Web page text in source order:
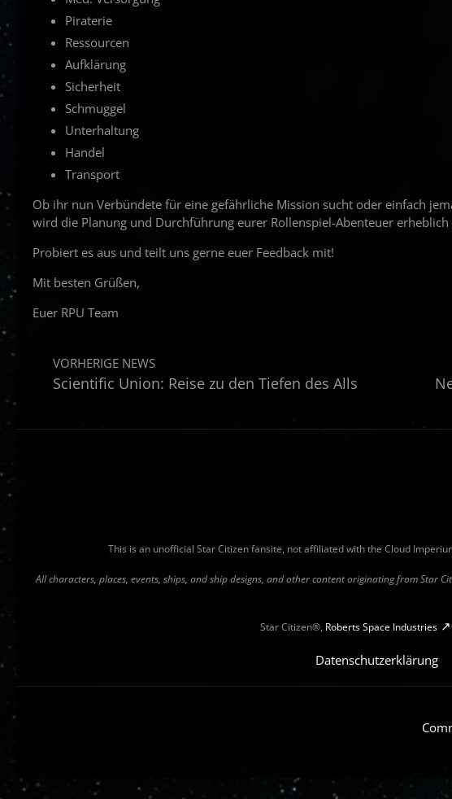
Piraterie
Ressourcen
Aufklärung
Sicherheit
Schmuggel
Unterhaltung
Handel
Transport
Ob ihr nun Verbündete für eine gefährliche Mission sucht oder einfach
wird die Planung und Durchführung eurer Rollenspiel-Abenteuer erheblich
Probiert es aus und teilt uns gerne euer Feedback mit!
Mit besten Grüßen,
Euer RPU Team
VORHERIGE NEWS
Scientific Union: Reise zu den Tiefen des Alls
This is an unofficial Star Citizen fansite, not affiliated with the Cloud
All characters, places, events, ships, and ship designs, and other content originating from
Star Citizen®, Roberts Space Industries
Datenschutzerklärung